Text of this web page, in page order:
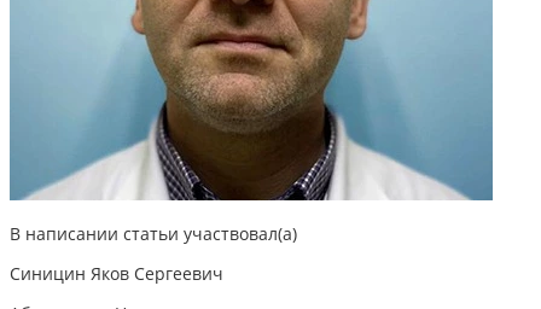
В написании статьи участвовал(а)
Синицин Яков Сергеевич